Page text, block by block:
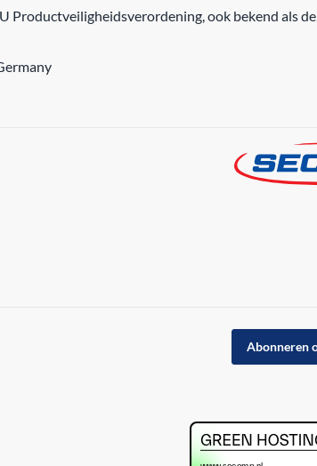
Productveiligheidsverordening, ook bekend als
Abonneren